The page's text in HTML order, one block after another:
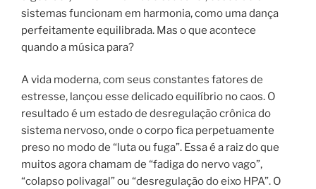
sistemas funcionam em harmonia, como uma dança
perfeitamente equilibrada. Mas o que acontece
quando a música para?
A vida moderna, com seus constantes fatores de
estresse, lançou esse delicado equilíbrio no caos. O
resultado é um estado de desregulação crônica do
sistema nervoso, onde o corpo fica perpetuamente
preso no modo de “luta ou fuga”. Essa é a raiz do que
muitos agora chamam de “fadiga do nervo vago”,
“colapso polivagal” ou “desregulação do eixo HPA”. O